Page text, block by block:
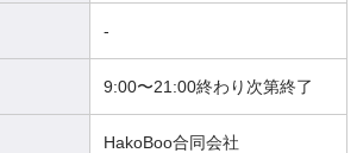
-
9:00〜21:00終わり次第終了
HakoBoo合同会社